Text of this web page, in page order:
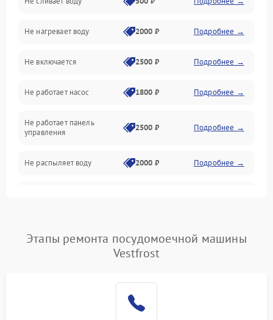
Электропитание
Датчики
Нагрев
Вода
Гигиена
Программное обеспечение
Не нагревает воду 2000 ₽ Подробнее →
Не включается 2500 ₽ Подробнее →
Не работает насос 1800 ₽ Подробнее →
Не работает панель
управления
2500 ₽ Подробнее →
Не распыляет воду 2000 ₽ Подробнее →
Проблемы с набором
воды
1800 ₽ Подробнее →
1700 ₽
Этапы ремонта посудомоечной машины
Vestfrost